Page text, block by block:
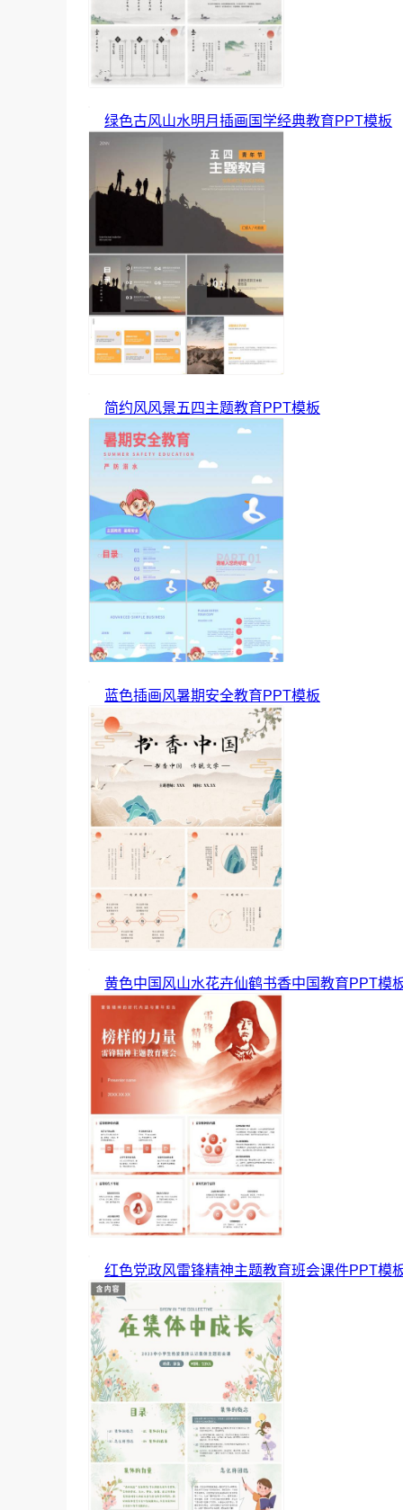
绿色古风山水明月插画国学经典教育PPT模板
简约风风景五四主题教育PPT模板
蓝色插画风暑期安全教育PPT模板
黄色中国风山水花卉仙鹤书香中国教育PPT模
红色党政风雷锋精神主题教育班会课件PPT模